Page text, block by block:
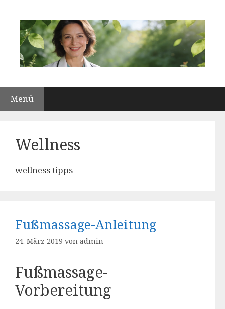
Inhalt
springen
Menü
Wellness
wellness tipps
Fußmassage-Anleitung
24. März 2019 von admin
Fußmassage-
Vorbereitung